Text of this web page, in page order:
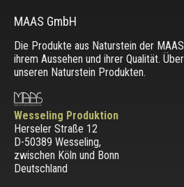
MAAS GmbH
Die Produkte aus Naturstein der
ihrem Aussehen und ihrer Qualität.
unseren Naturstein Produkten.
Wesseling Produktion
Herseler Straße 12
D-50389 Wesseling,
zwischen Köln und Bonn
Deutschland